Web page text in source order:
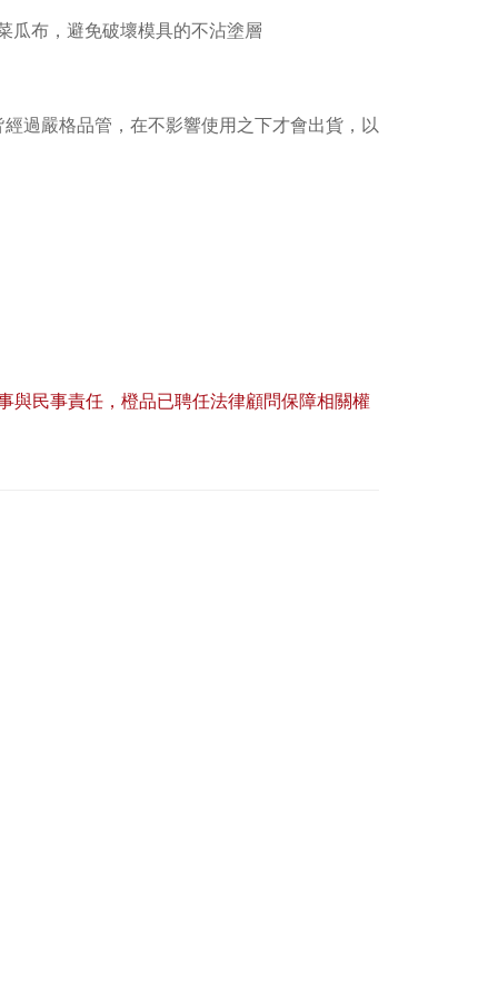
瓜布，避免破壞模具的不沾塗層
過嚴格品管，在不影響使用之下才會出貨，以
與民事責任，橙品已聘任法律顧問保障相關權